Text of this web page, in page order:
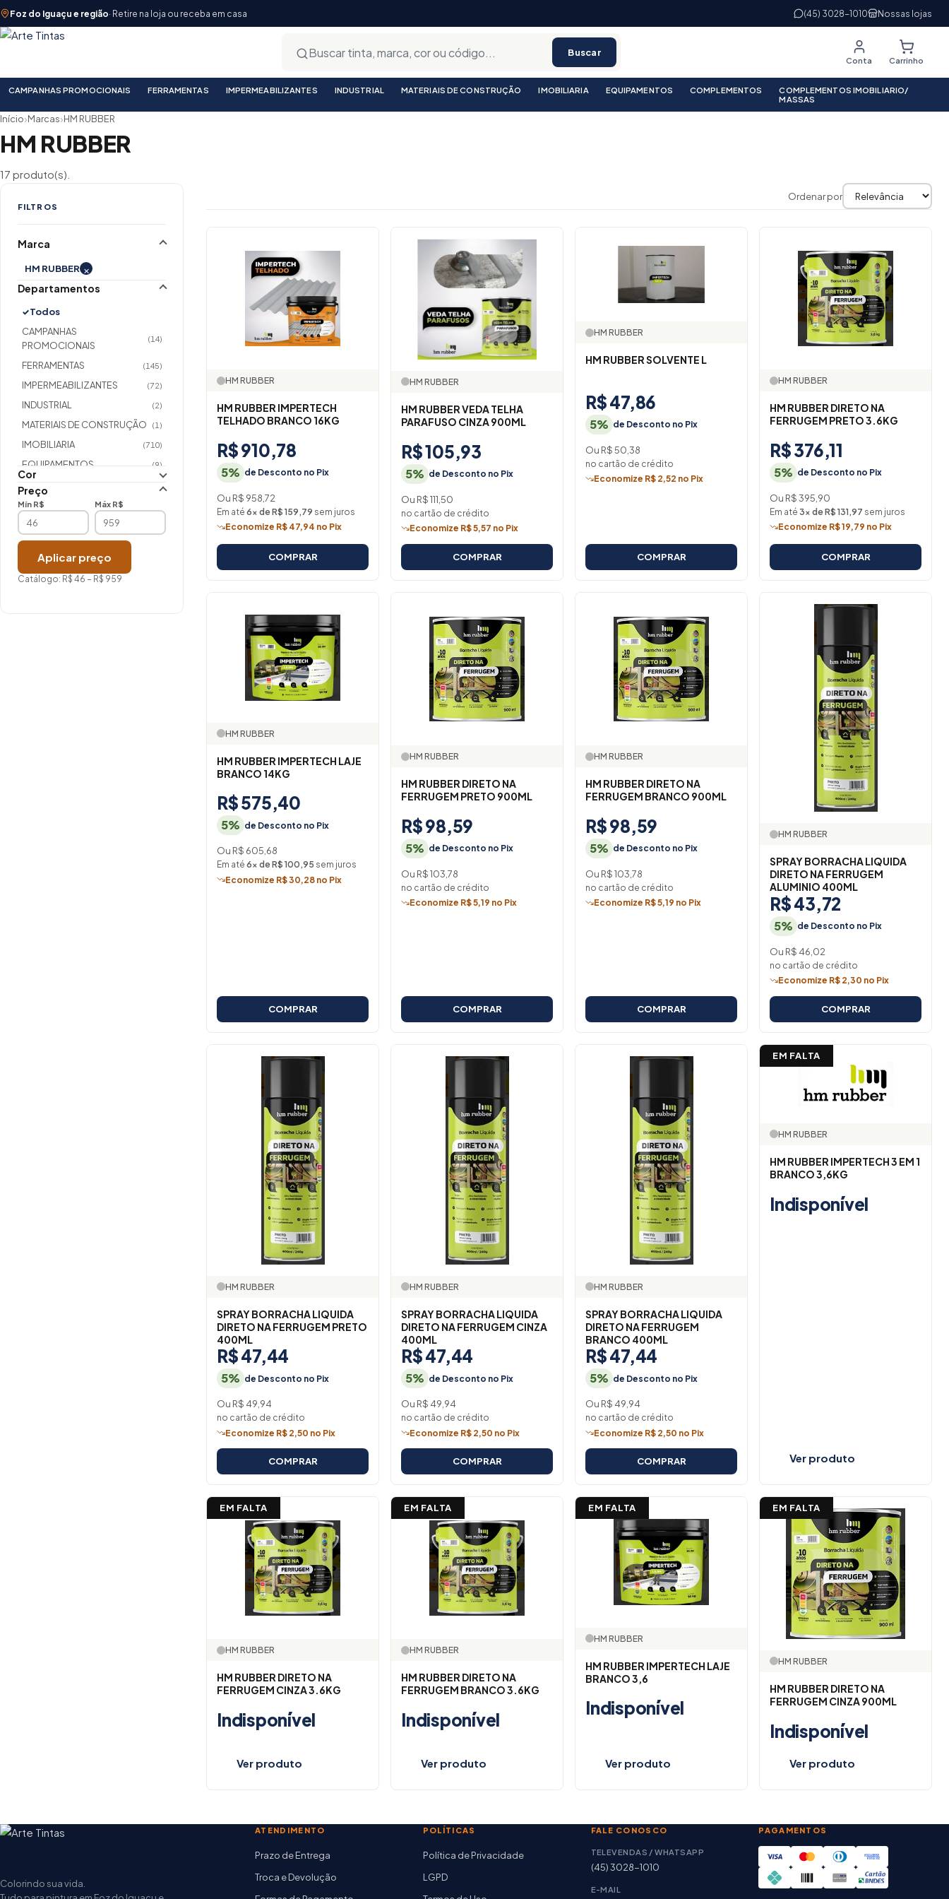
Foz do Iguaçu e região· Retire na loja ou receba em casa (45) 3028-1010 Nossas lojas
Buscar
Conta Carrinho
CAMPANHAS PROMOCIONAIS FERRAMENTAS IMPERMEABILIZANTES INDUSTRIAL MATERIAIS DE CONSTRUÇÃO IMOBILIARIA EQUIPAMENTOS COMPLEMENTOS
COMPLEMENTOS IMOBILIARIO/
MASSAS
Início›Marcas›HM RUBBER
HM RUBBER
17 produto(s).
FILTROS
Marca
HM RUBBER ×
Departamentos
Todos
CAMPANHAS
PROMOCIONAIS
(14)
FERRAMENTAS (145)
IMPERMEABILIZANTES (72)
INDUSTRIAL (2)
MATERIAIS DE CONSTRUÇÃO (1)
IMOBILIARIA (710)
EQUIPAMENTOS (9)
COMPLEMENTOS (336)
COMPLEMENTOS
IMOBILIARIO/MASSAS
(7)
COMPLEMENTOS
IMOBILIARIO/TEXTURAS
IMOBILIARIO/MADEIRA
COMPLEMENTO
Cor
Preço
Mín R$ Máx R$
Aplicar preço
Catálogo: R$ 46 – R$ 959
Ordenar por
HM RUBBER
HM RUBBER IMPERTECH
TELHADO BRANCO 16KG
R$ 910,78
5% de Desconto no Pix
Ou R$ 958,72
Em até 6× de R$ 159,79 sem juros
Economize R$ 47,94 no Pix
COMPRAR
HM RUBBER
HM RUBBER VEDA TELHA
PARAFUSO CINZA 900ML
R$ 105,93
5% de Desconto no Pix
Ou R$ 111,50
no cartão de crédito
Economize R$ 5,57 no Pix
COMPRAR
HM RUBBER
HM RUBBER SOLVENTE L
R$ 47,86
5% de Desconto no Pix
Ou R$ 50,38
no cartão de crédito
Economize R$ 2,52 no Pix
COMPRAR
HM RUBBER
HM RUBBER DIRETO NA
FERRUGEM PRETO 3.6KG
R$ 376,11
5% de Desconto no Pix
Ou R$ 395,90
Em até 3× de R$ 131,97 sem juros
Economize R$ 19,79 no Pix
COMPRAR
HM RUBBER
HM RUBBER IMPERTECH LAJE
BRANCO 14KG
R$ 575,40
5% de Desconto no Pix
Ou R$ 605,68
Em até 6× de R$ 100,95 sem juros
Economize R$ 30,28 no Pix
COMPRAR
HM RUBBER
HM RUBBER DIRETO NA
FERRUGEM PRETO 900ML
R$ 98,59
5% de Desconto no Pix
Ou R$ 103,78
no cartão de crédito
Economize R$ 5,19 no Pix
COMPRAR
HM RUBBER
HM RUBBER DIRETO NA
FERRUGEM BRANCO 900ML
R$ 98,59
5% de Desconto no Pix
Ou R$ 103,78
no cartão de crédito
Economize R$ 5,19 no Pix
COMPRAR
HM RUBBER
SPRAY BORRACHA LIQUIDA
DIRETO NA FERRUGEM
ALUMINIO 400ML
R$ 43,72
5% de Desconto no Pix
Ou R$ 46,02
no cartão de crédito
Economize R$ 2,30 no Pix
COMPRAR
HM RUBBER
SPRAY BORRACHA LIQUIDA
DIRETO NA FERRUGEM PRETO
400ML
R$ 47,44
5% de Desconto no Pix
Ou R$ 49,94
no cartão de crédito
Economize R$ 2,50 no Pix
COMPRAR
HM RUBBER
SPRAY BORRACHA LIQUIDA
DIRETO NA FERRUGEM CINZA
400ML
R$ 47,44
5% de Desconto no Pix
Ou R$ 49,94
no cartão de crédito
Economize R$ 2,50 no Pix
COMPRAR
HM RUBBER
SPRAY BORRACHA LIQUIDA
DIRETO NA FERRUGEM
BRANCO 400ML
R$ 47,44
5% de Desconto no Pix
Ou R$ 49,94
no cartão de crédito
Economize R$ 2,50 no Pix
COMPRAR
EM FALTA
HM RUBBER
HM RUBBER IMPERTECH 3 EM 1
BRANCO 3,6KG
Indisponível
Ver produto
EM FALTA
HM RUBBER
HM RUBBER DIRETO NA
FERRUGEM CINZA 3.6KG
Indisponível
Ver produto
EM FALTA
HM RUBBER
HM RUBBER DIRETO NA
FERRUGEM BRANCO 3.6KG
Indisponível
Ver produto
EM FALTA
HM RUBBER
HM RUBBER IMPERTECH LAJE
BRANCO 3,6
Indisponível
Ver produto
EM FALTA
HM RUBBER
HM RUBBER DIRETO NA
FERRUGEM CINZA 900ML
Indisponível
Ver produto
Colorindo sua vida.
ATENDIMENTO
Prazo de Entrega
Troca e Devolução
POLÍTICAS
Política de Privacidade
LGPD
FALE CONOSCO
TELEVENDAS / WHATSAPP
(45) 3028-1010
E-MAIL
PAGAMENTOS